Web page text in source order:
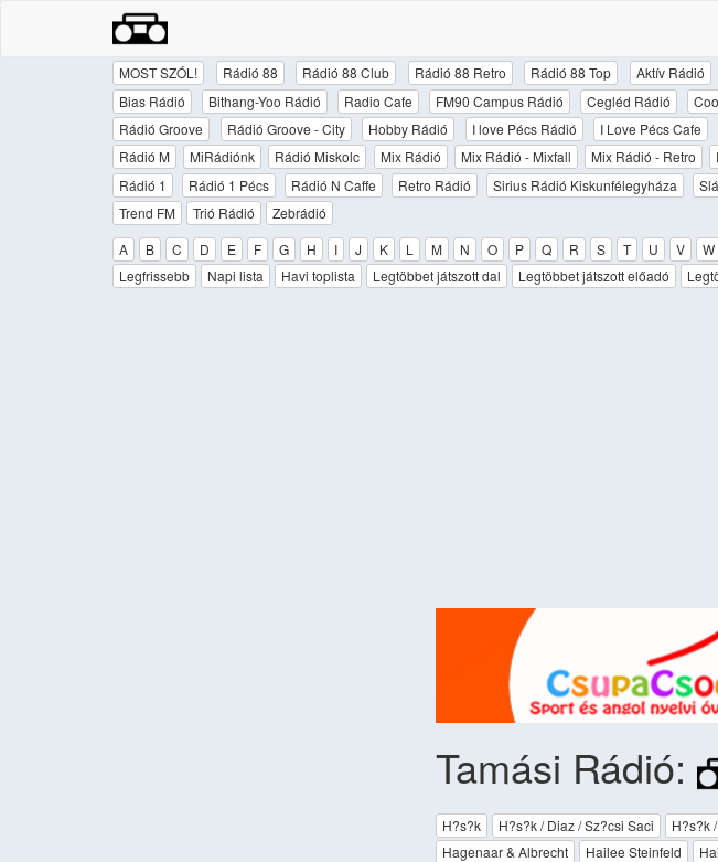
MOST SZÓL! Rádió 88 Rádió 88 Club Rádió 88 Retro Rádió 88 Top Aktív Rádió
Bias Rádió
Bithang-Yoo Rádió Radio Cafe FM90 Campus Rádió Cegléd Rádió
Rádió Groove
Rádió Groove - City Hobby Rádió I love Pécs Rádió I Love Pécs Cafe
Rádió M
MiRádiónk Rádió Miskolc Mix Rádió Mix Rádió - Mixfall Mix Rádió - Retro
Rádió 1
Rádió 1 Pécs Rádió N Caffe Retro Rádió Sirius Rádió Kiskunfélegyháza
Trend FM
Trió Rádió
Zebrádió
A
B C D E F G H I J K L M N O P Q R S T U V W
Legfrissebb
Napi lista Havi toplista Legtöbbet játszott dal Legtöbbet játszott előadó
Tamási Rádió:
H?s?k H?s?k / Diaz / Sz?csi Saci H?s?k
Hagenaar & Albrecht
Hailee Steinfeld